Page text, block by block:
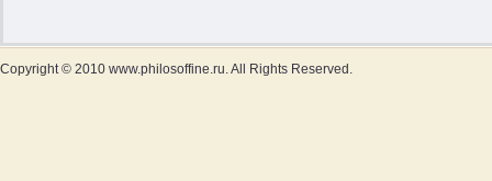
Copyright © 2010 www.philosoffine.ru. All Rights Reserved.